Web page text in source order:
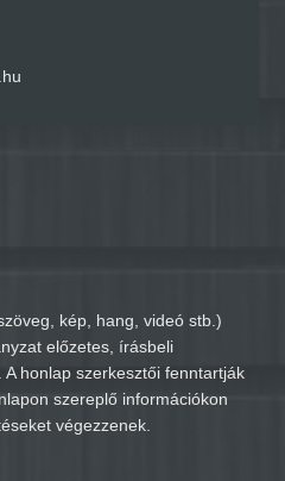
kép, hang, videó stb.)
előzetes, írásbeli
honlap szerkesztői fenntartják
szereplő információkon
végezzenek.